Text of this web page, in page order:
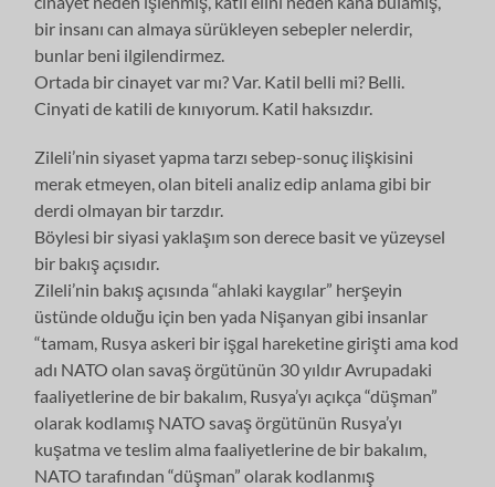
bir insanı can almaya sürükleyen sebepler nelerdir,
bunlar beni ilgilendirmez.
Ortada bir cinayet var mı? Var. Katil belli mi? Belli.
Cinyati de katili de kınıyorum. Katil haksızdır.
Zileli’nin siyaset yapma tarzı sebep-sonuç ilişkisini
merak etmeyen, olan biteli analiz edip anlama gibi bir
derdi olmayan bir tarzdır.
Böylesi bir siyasi yaklaşım son derece basit ve yüzeysel
bir bakış açısıdır.
Zileli’nin bakış açısında “ahlaki kaygılar” herşeyin
üstünde olduğu için ben yada Nişanyan gibi insanlar
“tamam, Rusya askeri bir işgal hareketine girişti ama kod
adı NATO olan savaş örgütünün 30 yıldır Avrupadaki
faaliyetlerine de bir bakalım, Rusya’yı açıkça “düşman”
olarak kodlamış NATO savaş örgütünün Rusya’yı
kuşatma ve teslim alma faaliyetlerine de bir bakalım,
NATO tarafından “düşman” olarak kodlanmış